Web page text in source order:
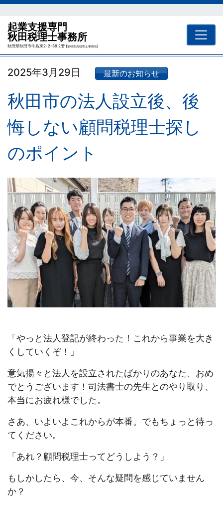
起業支援専門
秋田税理士事務所
秋田県秋田市牛島東2-2-39 2階 (坂根崇真税理士事務所)
2025年3月29日 最新のお知らせ
秋田市の法人設立後、後
悔しない顧問税理士探し
のポイント
「やっと法人登記が終わった！これから事業を大き
くしていくぞ！」
意気揚々と法人を設立されたばかりのあなた、おめ
でとうございます！司法書士の先生とのやり取り、
本当にお疲れ様でした。
さあ、いよいよこれからが本番。でもちょっと待っ
てください。
「あれ？顧問税理士ってどうしよう？」
もしかしたら、今、そんな疑問を感じていません
か？